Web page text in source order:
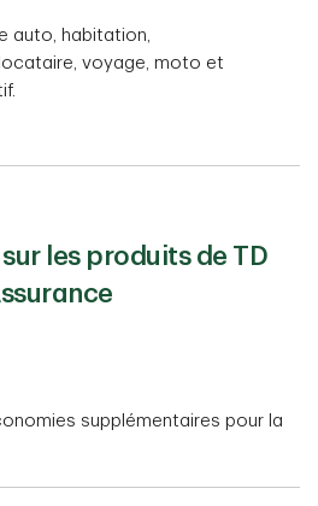
auto, habitation,
voyage, moto et
les produits de TD
supplémentaires pour la